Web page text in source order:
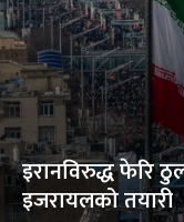
इरानविरुद्ध फेरि
इजरायलको तयारी